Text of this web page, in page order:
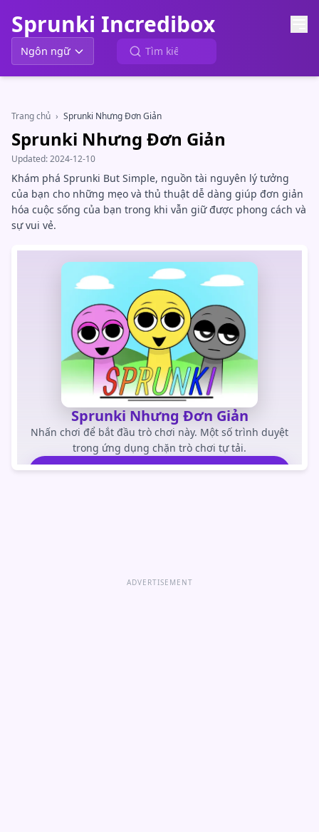
Sprunki Incredibox
Ngôn ngữ
Trang chủ › Sprunki Nhưng Đơn Giản
Sprunki Nhưng Đơn Giản
Updated:2024-12-10
Khám phá Sprunki But Simple, nguồn tài nguyên lý tưởng
của bạn cho những mẹo và thủ thuật dễ dàng giúp đơn giản
hóa cuộc sống của bạn trong khi vẫn giữ được phong cách và
sự vui vẻ.
Sprunki Nhưng Đơn Giản
Nhấn chơi để bắt đầu trò chơi này. Một số trình duyệt
trong ứng dụng chặn trò chơi tự tải.
CHƠI TRÒ CHƠI
ADVERTISEMENT